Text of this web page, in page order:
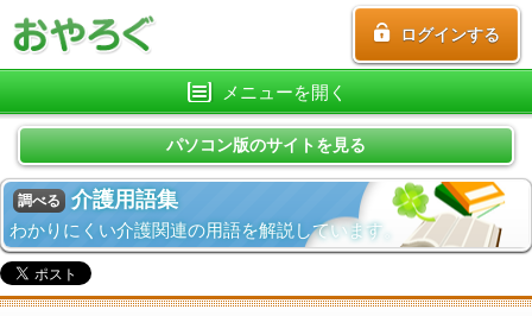
ログインする
メニューを開く
パソコン版のサイトを見る
調べる 介護用語集
わかりにくい介護関連の用語を解説しています。